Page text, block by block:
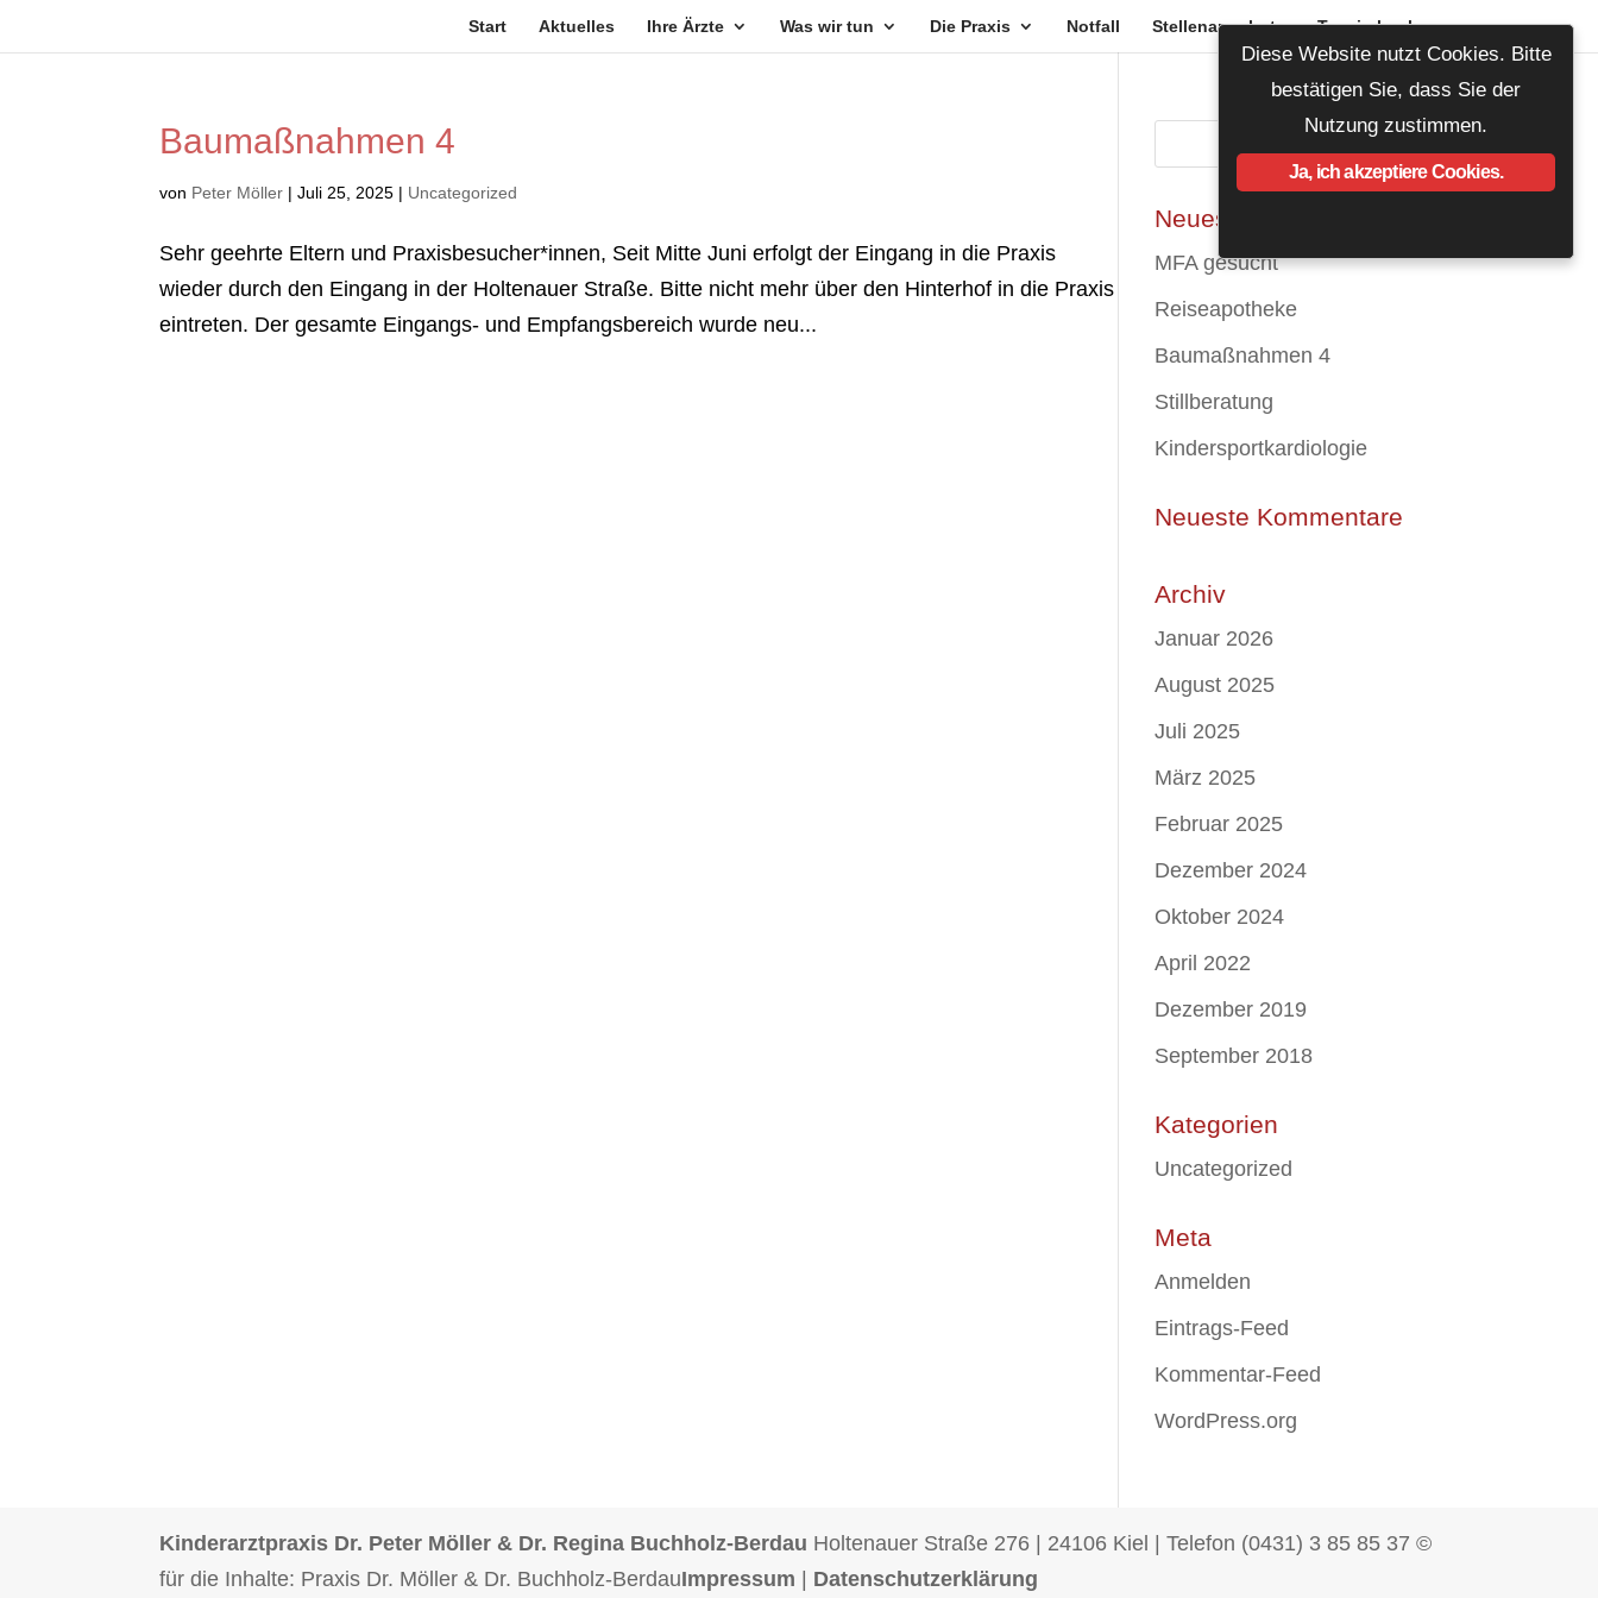
Start Aktuelles Ihre Ärzte Was wir tun Die Praxis Notfall Stellenangebote Termin buchen
Baumaßnahmen 4
von Peter Möller |Juli 25, 2025 | Uncategorized
Sehr geehrte Eltern und Praxisbesucher*innen, Seit Mitte Juni erfolgt der Eingang in die Praxis
wieder durch den Eingang in der Holtenauer Straße. Bitte nicht mehr über den Hinterhof in die Praxis
eintreten. Der gesamte Eingangs- und Empfangsbereich wurde neu...
Neueste Beiträge
MFA gesucht
Reiseapotheke
Baumaßnahmen 4
Stillberatung
Kindersportkardiologie
Neueste Kommentare
Archiv
Januar 2026
August 2025
Juli 2025
März 2025
Februar 2025
Dezember 2024
Oktober 2024
April 2022
Dezember 2019
September 2018
Kategorien
Uncategorized
Meta
Anmelden
Eintrags-Feed
Kommentar-Feed
WordPress.org
Kinderarztpraxis Dr. Peter Möller & Dr. Regina Buchholz-Berdau Holtenauer Straße 276 | 24106 Kiel | Telefon (0431) 3 85 85 37 ©
für die Inhalte: Praxis Dr. Möller & Dr. Buchholz-BerdauImpressum Datenschutzerklärung
Diese Website nutzt Cookies. Bitte
bestätigen Sie, dass Sie der
Nutzung zustimmen.
Ja, ich akzeptiere Cookies.